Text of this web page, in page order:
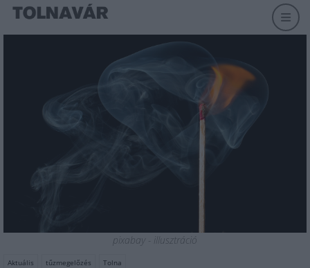
pixabay - illusztráció
Aktuális tűzmegelőzés Tolna